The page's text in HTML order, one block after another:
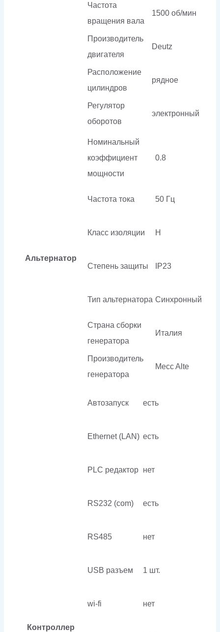
Частота
вращения вала
1500 об/мин
Производитель
двигателя
Deutz
Расположение
цилиндров
рядное
Регулятор
оборотов
электронный
Альтернатор
Номинальный
коэффициент
мощности
0.8
Частота тока 50 Гц
Класс изоляции H
Степень защиты IP23
Тип альтернатора Синхронный
Страна сборки
генератора
Италия
Производитель
генератора
Mecc Alte
Контроллер
Автозапуск есть
Ethernet (LAN) есть
PLC редактор нет
RS232 (com) есть
RS485 нет
USB разъем 1 шт.
wi-fi нет